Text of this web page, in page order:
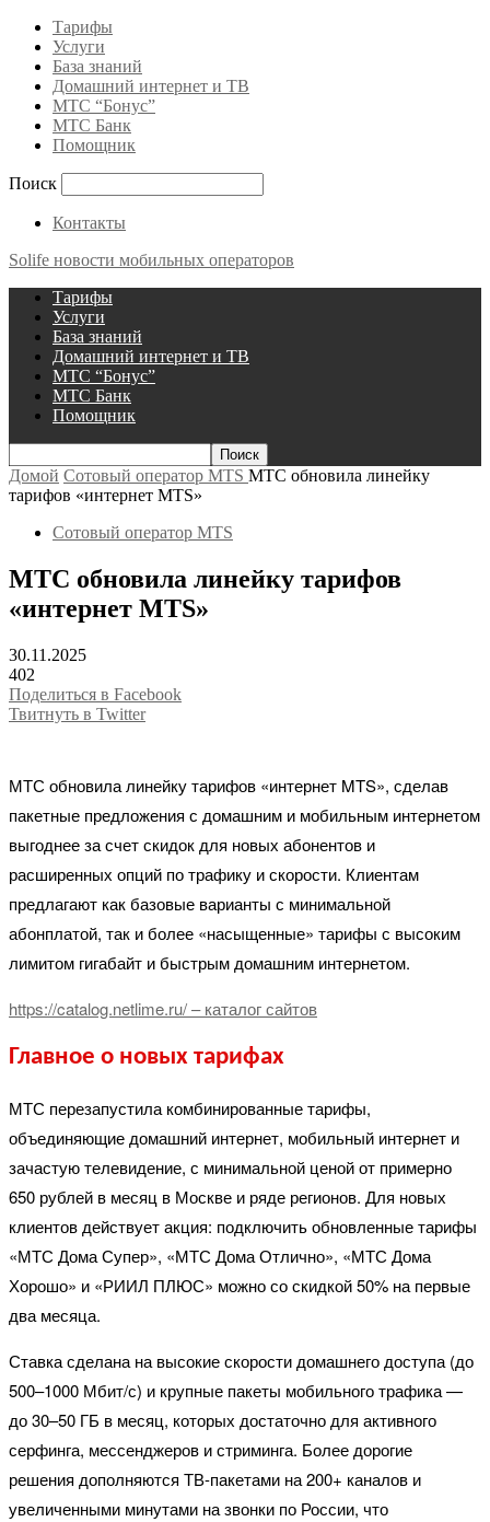
Тарифы
Услуги
База знаний
Домашний интернет и ТВ
МТС “Бонус”
МТС Банк
Помощник
Поиск
Контакты
Solife новости мобильных операторов
Тарифы
Услуги
База знаний
Домашний интернет и ТВ
МТС “Бонус”
МТС Банк
Помощник
Домой Сотовый оператор MTS МТС обновила линейку
тарифов «интернет MTS»
Сотовый оператор MTS
МТС обновила линейку тарифов
«интернет MTS»
30.11.2025
402
Поделиться в Facebook
Твитнуть в Twitter
МТС обновила линейку тарифов «интернет MTS», сделав
пакетные предложения с домашним и мобильным интернетом
выгоднее за счет скидок для новых абонентов и
расширенных опций по трафику и скорости. Клиентам
предлагают как базовые варианты с минимальной
абонплатой, так и более «насыщенные» тарифы с высоким
лимитом гигабайт и быстрым домашним интернетом.
https://catalog.netlime.ru/ – каталог сайтов
Главное о новых тарифах
МТС перезапустила комбинированные тарифы,
объединяющие домашний интернет, мобильный интернет и
зачастую телевидение, с минимальной ценой от примерно
650 рублей в месяц в Москве и ряде регионов. Для новых
клиентов действует акция: подключить обновленные тарифы
«МТС Дома Супер», «МТС Дома Отлично», «МТС Дома
Хорошо» и «РИИЛ ПЛЮС» можно со скидкой 50% на первые
два месяца.
Ставка сделана на высокие скорости домашнего доступа (до
500–1000 Мбит/с) и крупные пакеты мобильного трафика —
до 30–50 ГБ в месяц, которых достаточно для активного
серфинга, мессенджеров и стриминга. Более дорогие
решения дополняются ТВ-пакетами на 200+ каналов и
увеличенными минутами на звонки по России, что